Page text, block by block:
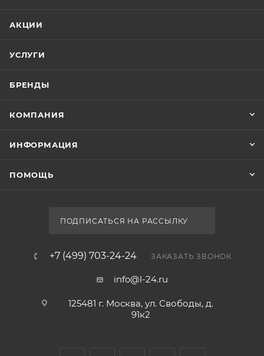
АКЦИИ
УСЛУГИ
БРЕНДЫ
КОМПАНИЯ
ИНФОРМАЦИЯ
ПОМОЩЬ
ПОДПИСАТЬСЯ НА РАССЫЛКУ
+7 (499) 703-24-24 ЗАКАЗАТЬ ЗВОНОК
info@l-24.ru
125481 г. Москва, ул. Свободы, д.
91к2